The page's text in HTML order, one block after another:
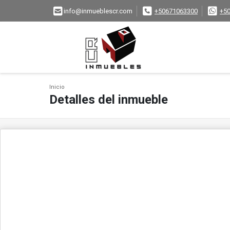
info@inmueblescr.com +50671063300
Inicio
Detalles del inmueble